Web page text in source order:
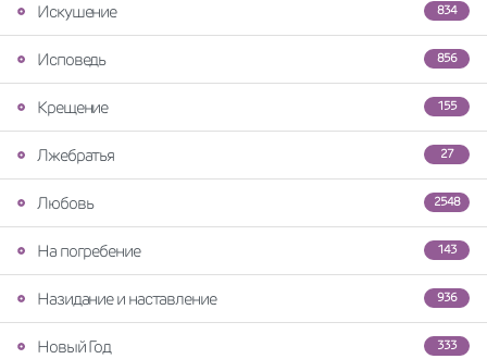
834
Искушение
856
Исповедь
155
Крещение
27
Лжебратья
2548
Любовь
143
На погребение
936
Назидание и наставление
333
Новый Год